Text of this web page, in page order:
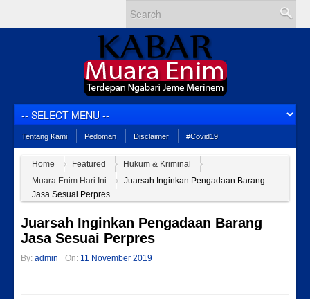
Tentang Kami Pedoman Disclaimer #Covid19
Home Featured
Hukum & Kriminal
Muara Enim Hari Ini
Juarsah Inginkan Pengadaan Barang
Jasa Sesuai Perpres
Juarsah Inginkan Pengadaan Barang
Jasa Sesuai Perpres
By: admin On: 11 November 2019